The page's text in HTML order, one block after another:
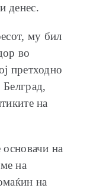
денес.
му бил
во
претходно
Белград,
на
основачи на
на
на